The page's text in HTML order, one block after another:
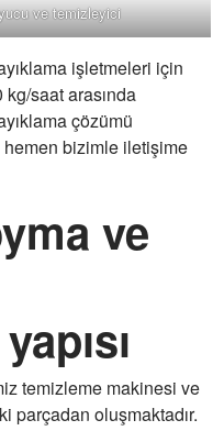
ve temizleyici
işletmeleri için
saat arasında
çözümü
hemen bizimle iletişime
ve
temizleme makinesi ve
parçadan oluşmaktadır.